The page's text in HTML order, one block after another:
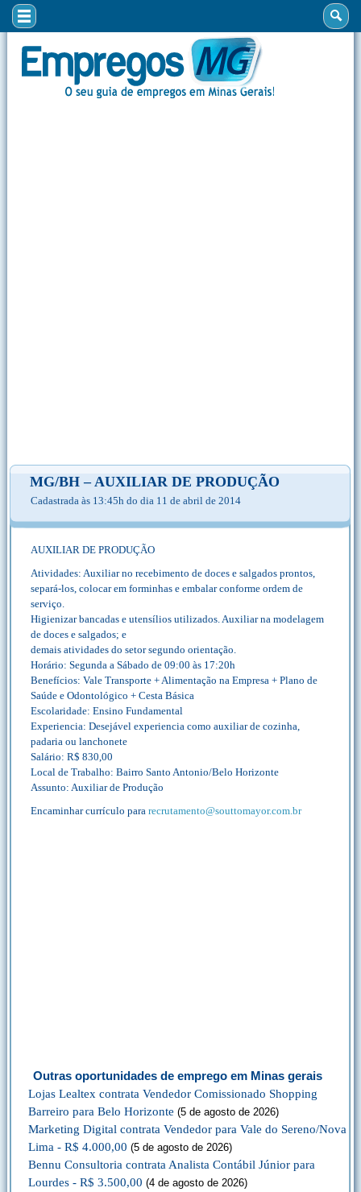
MG/BH – AUXILIAR DE PRODUÇÃO
Cadastrada às 13:45h do dia 11 de abril de 2014
AUXILIAR DE PRODUÇÃO
Atividades: Auxiliar no recebimento de doces e salgados prontos,
separá-los, colocar em forminhas e embalar conforme ordem de
serviço.
Higienizar bancadas e utensílios utilizados. Auxiliar na modelagem
de doces e salgados; e
demais atividades do setor segundo orientação.
Horário: Segunda a Sábado de 09:00 às 17:20h
Benefícios: Vale Transporte + Alimentação na Empresa + Plano de
Saúde e Odontológico + Cesta Básica
Escolaridade: Ensino Fundamental
Experiencia: Desejável experiencia como auxiliar de cozinha,
padaria ou lanchonete
Salário: R$ 830,00
Local de Trabalho: Bairro Santo Antonio/Belo Horizonte
Assunto: Auxiliar de Produção
Encaminhar currículo para recrutamento@souttomayor.com.br
Outras oportunidades de emprego em Minas gerais
Lojas Lealtex contrata Vendedor Comissionado Shopping
Barreiro para Belo Horizonte (5 de agosto de 2026)
Marketing Digital contrata Vendedor para Vale do Sereno/Nova
Lima - R$ 4.000,00 (5 de agosto de 2026)
Bennu Consultoria contrata Analista Contábil Júnior para
Lourdes - R$ 3.500,00 (4 de agosto de 2026)